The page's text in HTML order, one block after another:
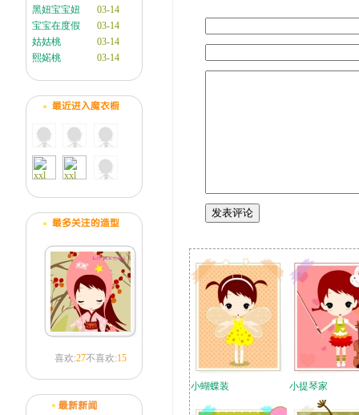
黑妞宝宝妞
03-14
宝宝在度假
03-14
姑姑桃
03-14
熙婼桃
03-14
喜欢:27不喜欢:15
小蝴蝶装 小提琴家